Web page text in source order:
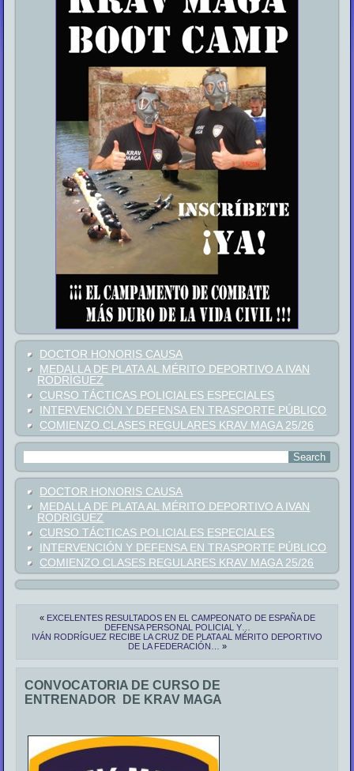
DOCTOR HONORIS CAUSA
MEDALLA DE PLATA AL MÉRITO DEPORTIVO A IVAN
RODRÍGUEZ
CURSO TÁCTICAS POLICIALES ESPECIALES
INTERVENCIÓN Y DEFENSA EN TRASPORTE PÚBLICO
COMIENZO CLASES REGULARES KRAV MAGA 25/26
DOCTOR HONORIS CAUSA
MEDALLA DE PLATA AL MÉRITO DEPORTIVO A IVAN
RODRÍGUEZ
CURSO TÁCTICAS POLICIALES ESPECIALES
INTERVENCIÓN Y DEFENSA EN TRASPORTE PÚBLICO
COMIENZO CLASES REGULARES KRAV MAGA 25/26
« EXCELENTES RESULTADOS EN EL CAMPEONATO DE ESPAÑA DE
DEFENSA PERSONAL POLICIAL Y…
IVÁN RODRÍGUEZ RECIBE LA CRUZ DE PLATA AL MÉRITO DEPORTIVO
DE LA FEDERACIÓN…
»
CONVOCATORIA DE CURSO DE
ENTRENADOR DE KRAV MAGA